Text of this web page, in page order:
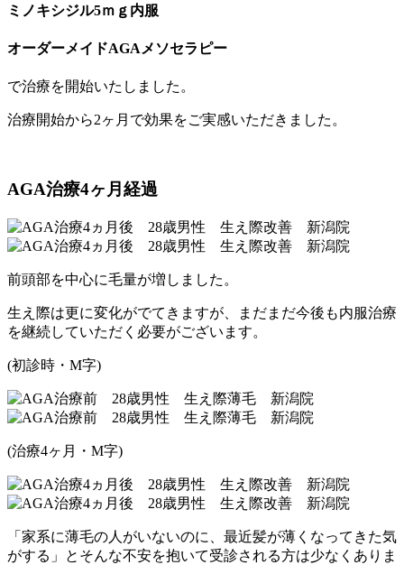
ミノキシジル5ｍｇ内服
オーダーメイドAGAメソセラピー
で治療を開始いたしました。
治療開始から2ヶ月で効果をご実感いただきました。
AGA治療4ヶ月経過
前頭部を中心に毛量が増しました。
生え際は更に変化がでてきますが、まだまだ今後も内服治療
を継続していただく必要がございます。
(初診時・M字)
(治療4ヶ月・M字)
「家系に薄毛の人がいないのに、最近髪が薄くなってきた気
がする」とそんな不安を抱いて受診される方は少なくありま